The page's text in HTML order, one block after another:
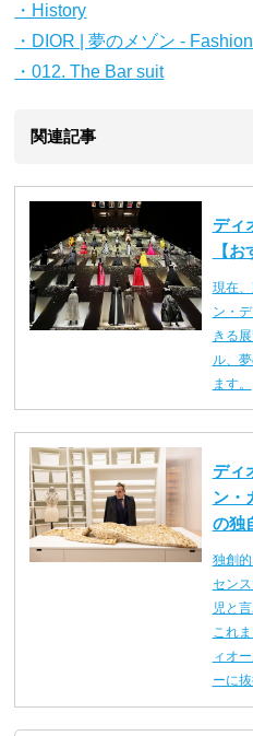
・History
・DIOR | 夢のメゾン -
・012. The Bar suit
関連記事
ディ
【
現在
ン・
きる
ル、
ます。
ディ
ン・
の独
独創
セン
児と
これ
ィオ
ーに